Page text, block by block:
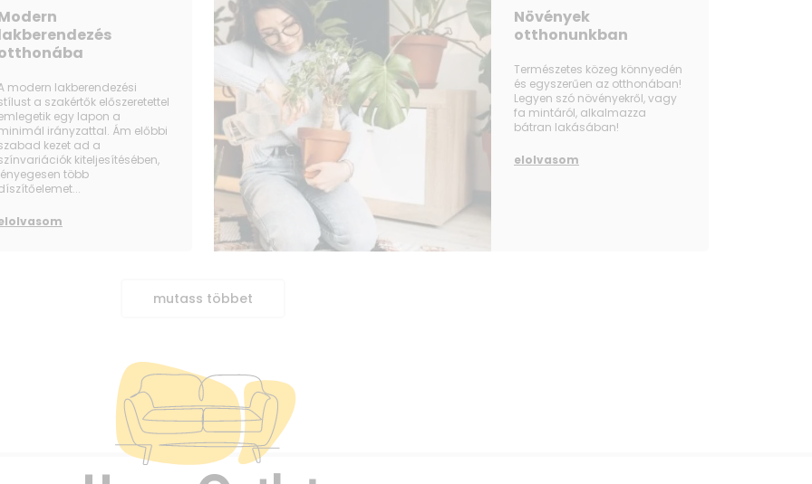
modern lakberendezési
a szakértők előszeretettel
egy lapon a
irányzattal. Ám előbbi
kezet ad a
kiteljesítésében,
több
Növények
otthonunkban
Természetes közeg könnyedén
és egyszerűen az otthonában!
Legyen szó növényekről, vagy
fa mintáról, alkalmazza
bátran lakásában!
elolvasom
mutass többet